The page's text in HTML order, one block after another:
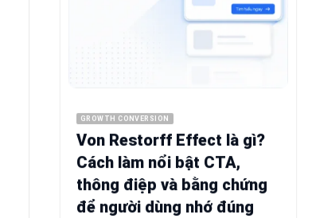
GROWTH CONVERSION
Von Restorff Effect là gì?
Cách làm nổi bật CTA,
thông điệp và bằng chứng
để người dùng nhớ đúng